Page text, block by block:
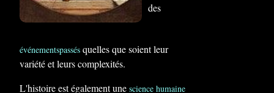
des
événementspassés quelles que soient leur
variété et leurs complexités.
L'histoire est également une science humaine